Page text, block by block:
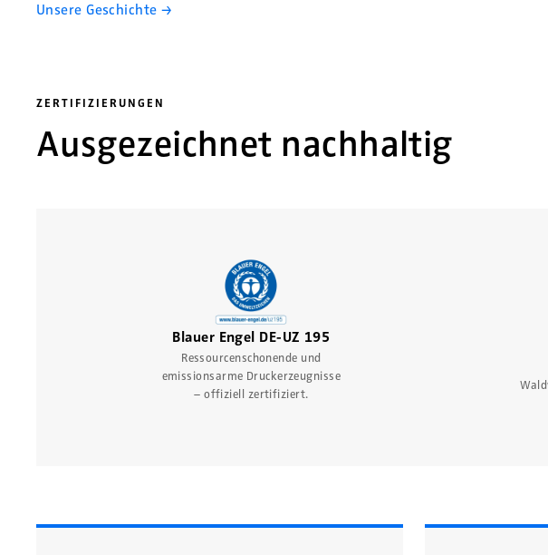
Unsere Geschichte →
ZERTIFIZIERUNGEN
Ausgezeichnet nachhaltig
Blauer Engel DE-UZ 195
Ressourcenschonende und
emissionsarme Druckerzeugnisse
– offiziell zertifiziert.